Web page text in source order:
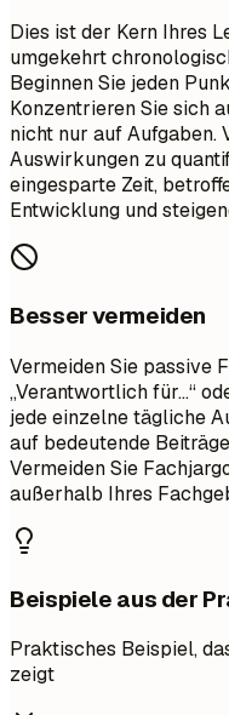
Dies ist der Kern Ihres
umgekehrt
Beginnen Sie jeden
Konzentrieren Sie sich
nicht nur auf Aufgaben.
Auswirkungen zu
eingesparte Zeit,
Entwicklung und
Besser vermeiden
Vermeiden Sie passive
„Verantwortlich für…“
jede einzelne tägliche
auf bedeutende
Vermeiden Sie
außerhalb Ihres
Beispiele aus der
Praktisches Beispiel,
zeigt